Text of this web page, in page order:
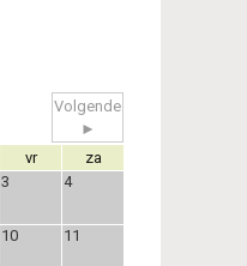
Volgende
►
vr
za
3 4
10 11